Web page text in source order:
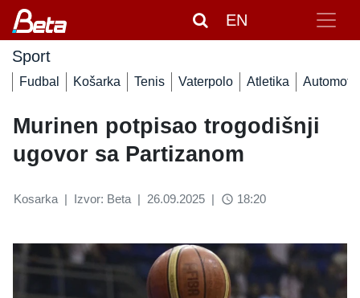
EN
Sport
Fudbal Košarka Tenis Vaterpolo Atletika Automoto
Murinen potpisao trogodišnji
ugovor sa Partizanom
Kosarka | Izvor: Beta | 26.09.2025 | access_time 18:20